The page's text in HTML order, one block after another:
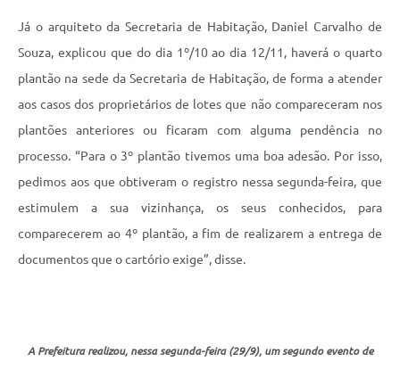
Já o arquiteto da Secretaria de Habitação, Daniel Carvalho de
Souza, explicou que do dia 1º/10 ao dia 12/11, haverá o quarto
plantão na sede da Secretaria de Habitação, de forma a atender
aos casos dos proprietários de lotes que não compareceram nos
plantões anteriores ou ficaram com alguma pendência no
processo. “Para o 3º plantão tivemos uma boa adesão. Por isso,
pedimos aos que obtiveram o registro nessa segunda-feira, que
estimulem a sua vizinhança, os seus conhecidos, para
comparecerem ao 4º plantão, a fim de realizarem a entrega de
documentos que o cartório exige”, disse.
A Prefeitura realizou, nessa segunda-feira (29/9), um segundo evento de